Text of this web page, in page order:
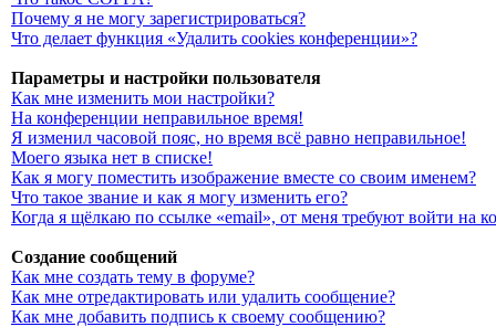
Почему я не могу зарегистрироваться?
Что делает функция «Удалить cookies конференции»?
Параметры и настройки пользователя
Как мне изменить мои настройки?
На конференции неправильное время!
Я изменил часовой пояс, но время всё равно неправильное!
Моего языка нет в списке!
Как я могу поместить изображение вместе со своим именем?
Что такое звание и как я могу изменить его?
Когда я щёлкаю по ссылке «email», от меня требуют войти на
Создание сообщений
Как мне создать тему в форуме?
Как мне отредактировать или удалить сообщение?
Как мне добавить подпись к своему сообщению?